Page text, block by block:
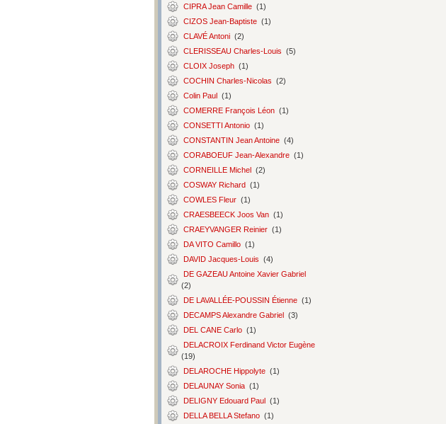
CIPRA Jean Camille (1)
CIZOS Jean-Baptiste (1)
CLAVÉ Antoni (2)
CLERISSEAU Charles-Louis (5)
CLOIX Joseph (1)
COCHIN Charles-Nicolas (2)
Colin Paul (1)
COMERRE François Léon (1)
CONSETTI Antonio (1)
CONSTANTIN Jean Antoine (4)
CORABOEUF Jean-Alexandre (1)
CORNEILLE Michel (2)
COSWAY Richard (1)
COWLES Fleur (1)
CRAESBEECK Joos Van (1)
CRAEYVANGER Reinier (1)
DA VITO Camillo (1)
DAVID Jacques-Louis (4)
DE GAZEAU Antoine Xavier Gabriel
(2)
DE LAVALLÉE-POUSSIN Étienne (1)
DECAMPS Alexandre Gabriel (3)
DEL CANE Carlo (1)
DELACROIX Ferdinand Victor Eugène
(19)
DELAROCHE Hippolyte (1)
DELAUNAY Sonia (1)
DELIGNY Edouard Paul (1)
DELLA BELLA Stefano (1)